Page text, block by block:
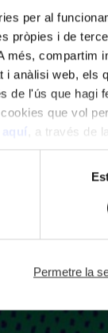
per al
pròpies i de
compartim
anàlisi web, els
de l'ús que hagi
que vol
aquí
, a través de
Permetre la